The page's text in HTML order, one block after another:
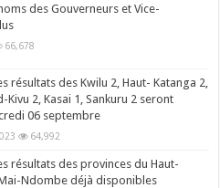
des Gouverneurs et Vice-
66,678
résultats des Kwilu 2, Haut- Katanga 2,
Kivu 2, Kasai 1, Sankuru 2 seront
06 septembre
64,992
résultats des provinces du Haut-
Ndombe déjà disponibles